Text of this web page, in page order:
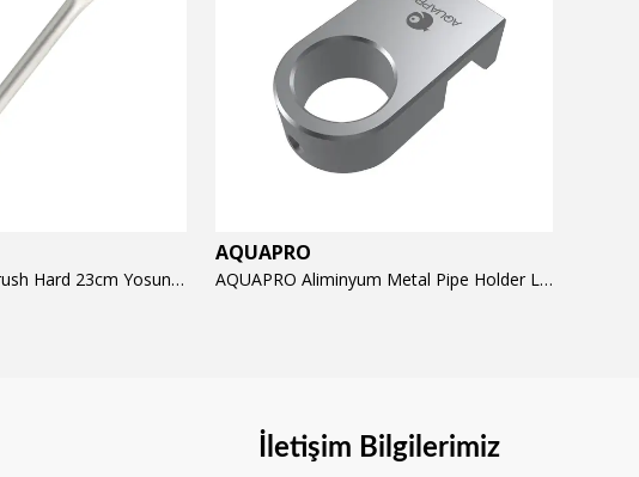
AQUAPRO Algae Brush Hard 23cm Yosun Temizlik Fırçası
AQUAPRO
AQUAPRO Aliminyum Metal Pipe Holder L Tutucu (16/22mm)
İletişim Bilgilerimiz